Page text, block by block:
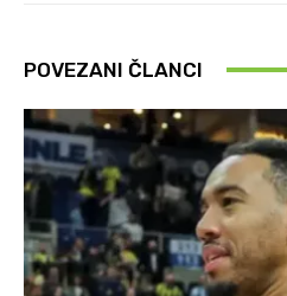
POVEZANI ČLANCI